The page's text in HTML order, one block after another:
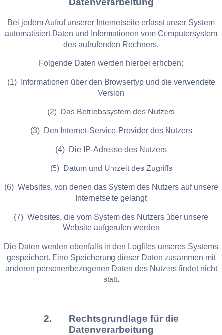
Datenverarbeitung
Bei jedem Aufruf unserer Internetseite erfasst unser System
automatisiert Daten und Informationen vom Computersystem
des aufrufenden Rechners.
Folgende Daten werden hierbei erhoben:
(1) Informationen über den Browsertyp und die verwendete
Version
(2) Das Betriebssystem des Nutzers
(3) Den Internet-Service-Provider des Nutzers
(4) Die IP-Adresse des Nutzers
(5) Datum und Uhrzeit des Zugriffs
(6) Websites, von denen das System des Nutzers auf unsere
Internetseite gelangt
(7) Websites, die vom System des Nutzers über unsere
Website aufgerufen werden
Die Daten werden ebenfalls in den Logfiles unseres Systems
gespeichert. Eine Speicherung dieser Daten zusammen mit
anderen personenbezogenen Daten des Nutzers findet nicht
statt.
2. Rechtsgrundlage für die
Datenverarbeitung